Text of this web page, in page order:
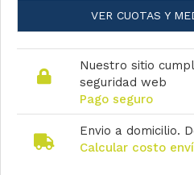
VER CUOTAS Y
Nuestro sitio
seguridad web
Pago seguro
Envio a domicilio.
Calcular costo